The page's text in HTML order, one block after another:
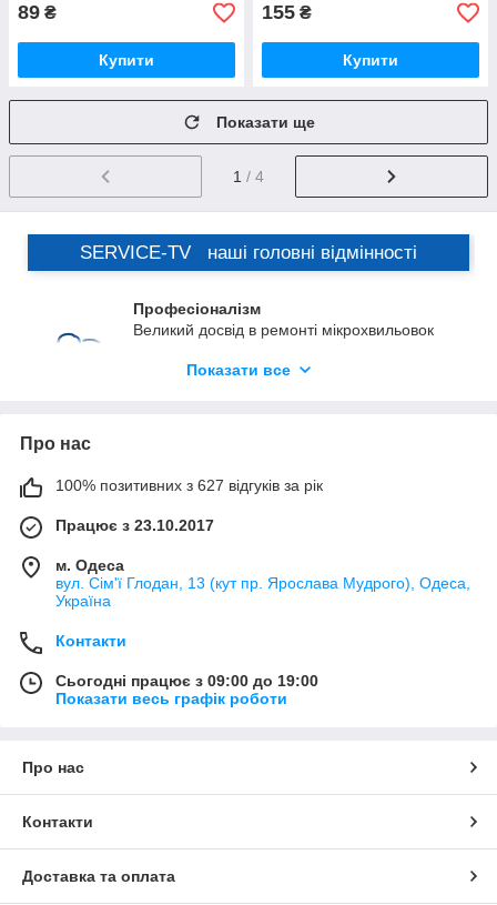
89 ₴
Купити
155 ₴
Купити
Показати ще
1 / 4
SERVICE-TV наші головні відмінності
Професіоналізм
Великий досвід в ремонті мікрохвильовок
пораду по вибору і установці слюди,
шаблоном, вказаним замовником.
виключає їх поломку під час поштового
Оперативность
Доступность
Показати все
Про нас
100% позитивних з 627 відгуків за рік
Працює з 23.10.2017
м. Одеса
вул. Сім'ї Глодан, 13 (кут пр. Ярослава Мудрого), Одеса,
Україна
Контакти
Сьогодні працює з 09:00 до 19:00
Показати весь графік роботи
Про нас
Контакти
Доставка та оплата